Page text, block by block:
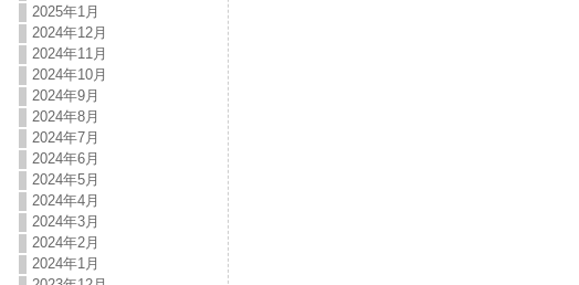
2025年1月
2024年12月
2024年11月
2024年10月
2024年9月
2024年8月
2024年7月
2024年6月
2024年5月
2024年4月
2024年3月
2024年2月
2024年1月